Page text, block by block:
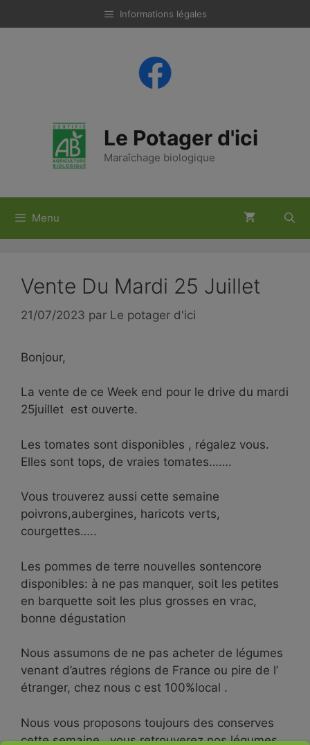
au
Informations légales
Le Potager d'ici
Maraîchage biologique
Menu
Vente Du Mardi 25 Juillet
21/07/2023 par Le potager d'ici
Bonjour,
La vente de ce Week end pour le drive du mardi
25juillet est ouverte.
Les tomates sont disponibles , régalez vous.
Elles sont tops, de vraies tomates…….
Vous trouverez aussi cette semaine
poivrons,aubergines, haricots verts,
courgettes…..
Les pommes de terre nouvelles sontencore
disponibles: à ne pas manquer, soit les petites
en barquette soit les plus grosses en vrac,
bonne dégustation
Nous assumons de ne pas acheter de légumes
venant d’autres régions de France ou pire de l’
étranger, chez nous c est 100%local .
Nous vous proposons toujours des conserves
cette semaine , vous retrouverez nos légumes